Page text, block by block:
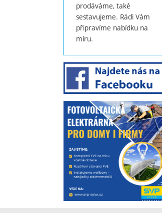
prodáváme, také
sestavujeme. Rádi Vám
připravíme nabídku na
míru.